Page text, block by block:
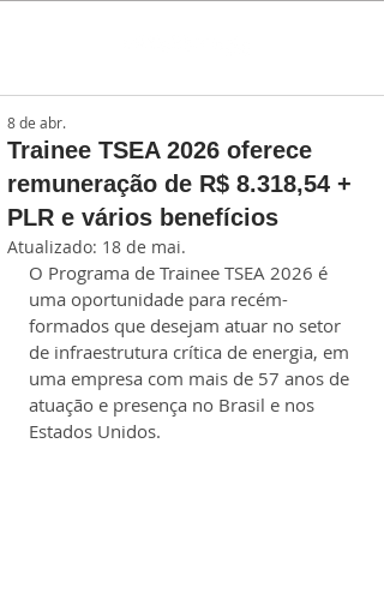
Trainee TSEA 2026 oferece
remuneração de R$ 8.318,54 +
PLR e vários benefícios
8 de abr.
Atualizado: 18 de mai.
O Programa de Trainee TSEA 2026 é
uma oportunidade para recém-
formados que desejam atuar no setor
de infraestrutura crítica de energia, em
uma empresa com mais de 57 anos de
atuação e presença no Brasil e nos
Estados Unidos.